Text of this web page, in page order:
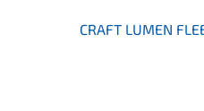
CRAFT LUMEN